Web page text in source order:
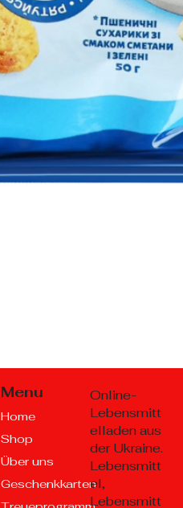
Menu
Home
Shop
Über uns
Geschenkkarten
Online-
Lebensmitt
elladen aus
der Ukraine.
Lebensmitt
el,
Lebensmitt